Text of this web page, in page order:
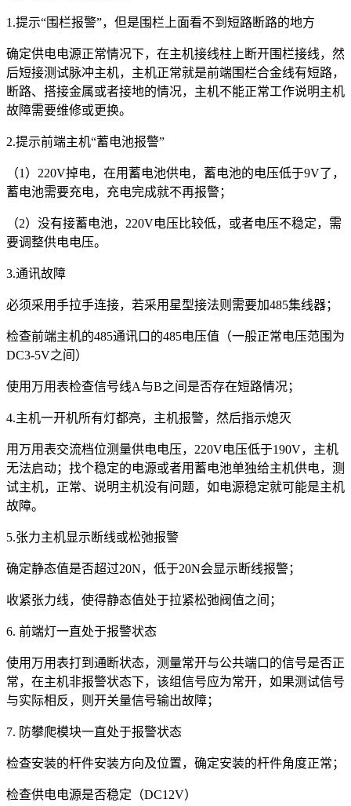
1.提示“围栏报警”，但是围栏上面看不到短路断路的地方
确定供电电源正常情况下，在主机接线柱上断开围栏接线，然
后短接测试脉冲主机，主机正常就是前端围栏合金线有短路，
断路、搭接金属或者接地的情况，主机不能正常工作说明主机
故障需要维修或更换。
2.提示前端主机“蓄电池报警”
（1）220V掉电，在用蓄电池供电，蓄电池的电压低于9V了，
蓄电池需要充电，充电完成就不再报警；
（2）没有接蓄电池，220V电压比较低，或者电压不稳定，需
要调整供电电压。
3.通讯故障
必须采用手拉手连接，若采用星型接法则需要加485集线器；
检查前端主机的485通讯口的485电压值（一般正常电压范围为
DC3-5V之间）
使用万用表检查信号线A与B之间是否存在短路情况；
4.主机一开机所有灯都亮，主机报警，然后指示熄灭
用万用表交流档位测量供电电压，220V电压低于190V，主机
无法启动；找个稳定的电源或者用蓄电池单独给主机供电，测
试主机，正常、说明主机没有问题，如电源稳定就可能是主机
故障。
5.张力主机显示断线或松弛报警
确定静态值是否超过20N，低于20N会显示断线报警；
收紧张力线，使得静态值处于拉紧松弛阀值之间；
6. 前端灯一直处于报警状态
使用万用表打到通断状态，测量常开与公共端口的信号是否正
常，在主机非报警状态下，该组信号应为常开，如果测试信号
与实际相反，则开关量信号输出故障；
7. 防攀爬模块一直处于报警状态
检查安装的杆件安装方向及位置，确定安装的杆件角度正常；
检查供电电源是否稳定（DC12V）